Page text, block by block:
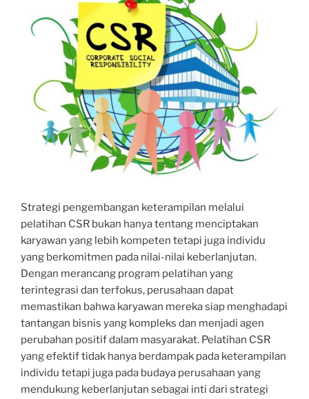
Strategi pengembangan keterampilan melalui
pelatihan CSR bukan hanya tentang menciptakan
karyawan yang lebih kompeten tetapi juga individu
yang berkomitmen pada nilai-nilai keberlanjutan.
Dengan merancang program pelatihan yang
terintegrasi dan terfokus, perusahaan dapat
memastikan bahwa karyawan mereka siap menghadapi
tantangan bisnis yang kompleks dan menjadi agen
perubahan positif dalam masyarakat. Pelatihan CSR
yang efektif tidak hanya berdampak pada keterampilan
individu tetapi juga pada budaya perusahaan yang
mendukung keberlanjutan sebagai inti dari strategi